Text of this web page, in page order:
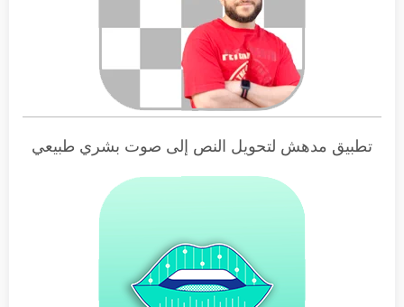
تطبيق مدهش لتحويل النص إلى صوت بشري طبيعي